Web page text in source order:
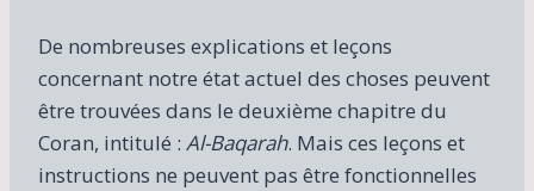
De nombreuses explications et leçons
concernant notre état actuel des choses peuvent
être trouvées dans le deuxième chapitre du
Coran, intitulé : Al-Baqarah. Mais ces leçons et
instructions ne peuvent pas être fonctionnelles